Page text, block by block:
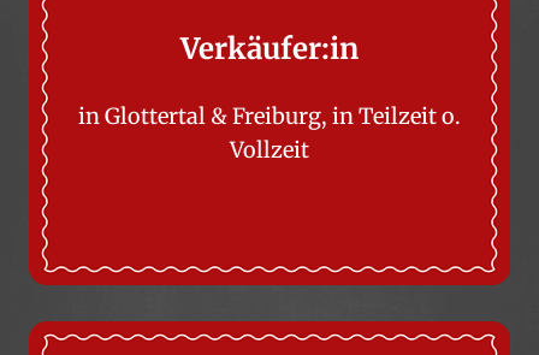
Verkäufer:in
in Glottertal & Freiburg, in Teilzeit o.
Vollzeit